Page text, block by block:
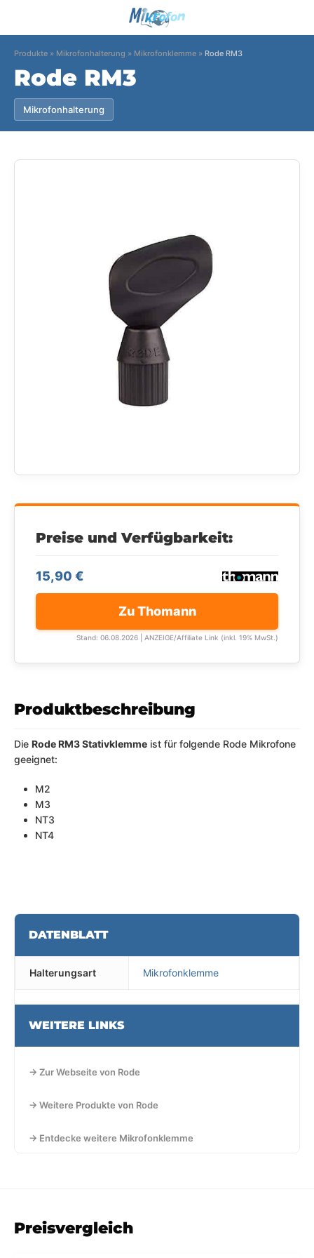
Produkte » Mikrofonhalterung » Mikrofonklemme » Rode RM3
Rode RM3
Mikrofonhalterung
Preise und Verfügbarkeit:
15,90 €
Zu Thomann
Stand: 06.08.2026 | ANZEIGE/Affiliate Link (inkl. 19% MwSt.)
Produktbeschreibung
Die Rode RM3 Stativklemme ist für folgende Rode Mikrofone
geeignet:
M2
M3
NT3
NT4
DATENBLATT
Halterungsart Mikrofonklemme
WEITERE LINKS
→ Zur Webseite von Rode
→ Weitere Produkte von Rode
→ Entdecke weitere Mikrofonklemme
Preisvergleich